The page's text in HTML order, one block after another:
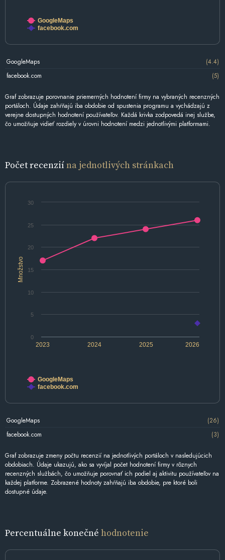
GoogleMaps
facebook.com
GoogleMaps
(4.4)
facebook.com
(5)
Graf zobrazuje porovnanie priemerných hodnotení firmy na vybraných recenzných
portáloch. Údaje zahŕňajú iba obdobie od spustenia programu a vychádzajú z
verejne dostupných hodnotení používateľov. Každá krivka zodpovedá inej službe,
čo umožňuje vidieť rozdiely v úrovni hodnotení medzi jednotlivými platformami.
Počet recenziína jednotlivých stránkach
Množstvo
2024 2026
2023 2025
0
5
10
15
20
25
30
GoogleMaps
facebook.com
GoogleMaps
(26)
facebook.com
(3)
Graf zobrazuje zmeny počtu recenzií na jednotlivých portáloch v nasledujúcich
obdobiach. Údaje ukazujú, ako sa vyvíjal počet hodnotení firmy v rôznych
recenzných službách, čo umožňuje porovnať ich podiel aj aktivitu používateľov na
každej platforme. Zobrazené hodnoty zahŕňajú iba obdobie, pre ktoré boli
dostupné údaje.
Percentuálne konečné hodnotenie